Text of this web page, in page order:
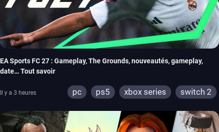
EA Sports FC 27 : Gameplay, The Grounds, nouveautés, gameplay,
date… Tout savoir
Il y a 3 heures pc ps5 xbox series switch 2